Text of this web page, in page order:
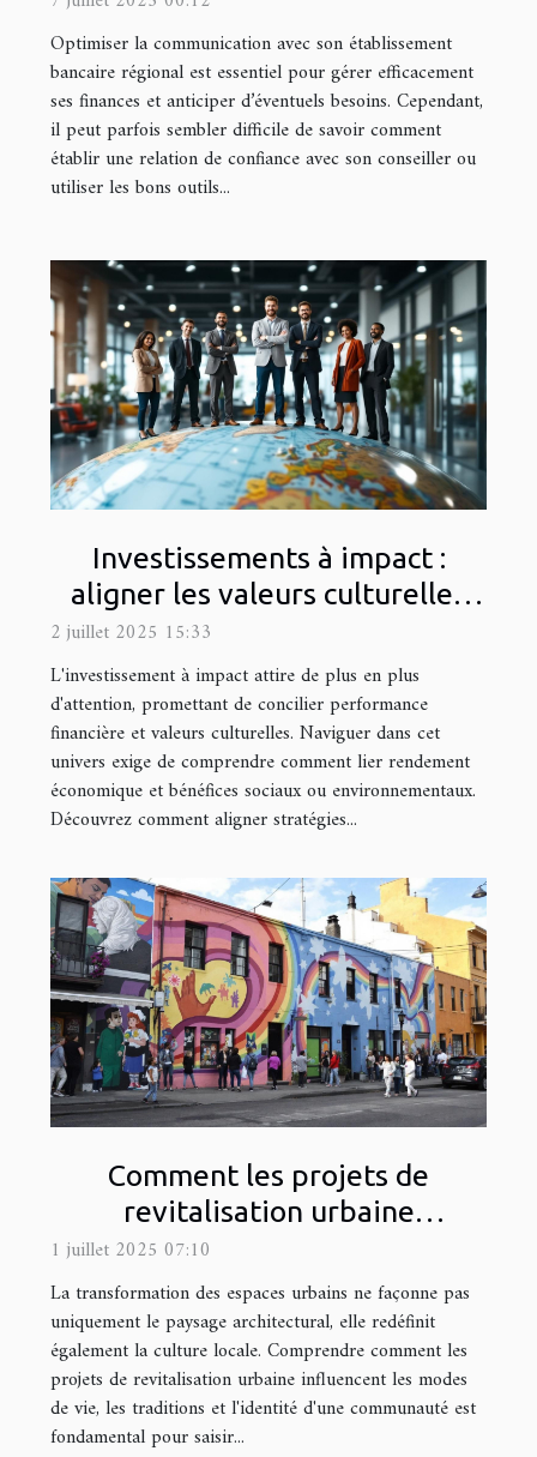
Optimiser la communication avec son établissement
bancaire régional est essentiel pour gérer efficacement
ses finances et anticiper d’éventuels besoins. Cependant,
il peut parfois sembler difficile de savoir comment
établir une relation de confiance avec son conseiller ou
utiliser les bons outils...
Investissements à impact :
aligner les valeurs culturelles
avec les profits
2 juillet 2025 15:33
L'investissement à impact attire de plus en plus
d'attention, promettant de concilier performance
financière et valeurs culturelles. Naviguer dans cet
univers exige de comprendre comment lier rendement
économique et bénéfices sociaux ou environnementaux.
Découvrez comment aligner stratégies...
Comment les projets de
revitalisation urbaine
influencent-ils la culture locale ?
1 juillet 2025 07:10
La transformation des espaces urbains ne façonne pas
uniquement le paysage architectural, elle redéfinit
également la culture locale. Comprendre comment les
projets de revitalisation urbaine influencent les modes
de vie, les traditions et l'identité d'une communauté est
fondamental pour saisir...